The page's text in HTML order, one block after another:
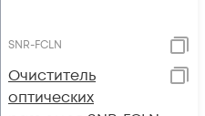
SNR-FCLN
Очиститель
оптических